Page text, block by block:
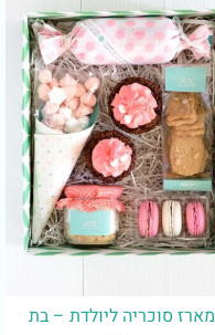
מארז סוכריה ליולדת – בת